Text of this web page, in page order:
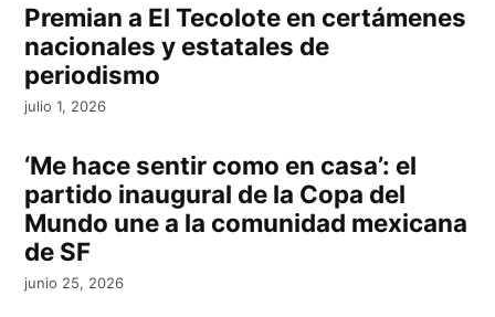
Premian a El Tecolote en certámenes
nacionales y estatales de
periodismo
julio 1, 2026
‘Me hace sentir como en casa’: el
partido inaugural de la Copa del
Mundo une a la comunidad mexicana
de SF
junio 25, 2026